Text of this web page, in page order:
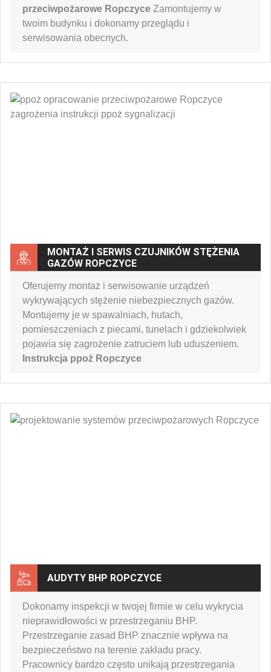
przeciwpożarowe Ropczyce Zamontujemy w
twoim budynku i dokonamy przeglądu i
serwisowania obecnych.
MONTAŻ I SERWIS CZUJNIKÓW STĘŻENIA
GAZÓW ROPCZYCE
Oferujemy montaż i serwisowanie urządzeń
wykrywających stężenie niebezpiecznych gazów.
Montujemy je w spawalniach, hutach,
pomieszczeniach z piecami, tunelach i gdziekolwiek
pojawia się zagrożenie zatruciem lub uduszeniem.
Instrukcja ppoż Ropczyce
AUDYTY BHP ROPCZYCE
Dokonamy inspekcji w twojej firmie w celu wykrycia
nieprawidłowości w przestrzeganiu BHP.
Przestrzeganie zasad BHP znacznie wpływa na
bezpieczeństwo na terenie zakładu pracy.
Pracownicy bardzo często unikają przestrzegania